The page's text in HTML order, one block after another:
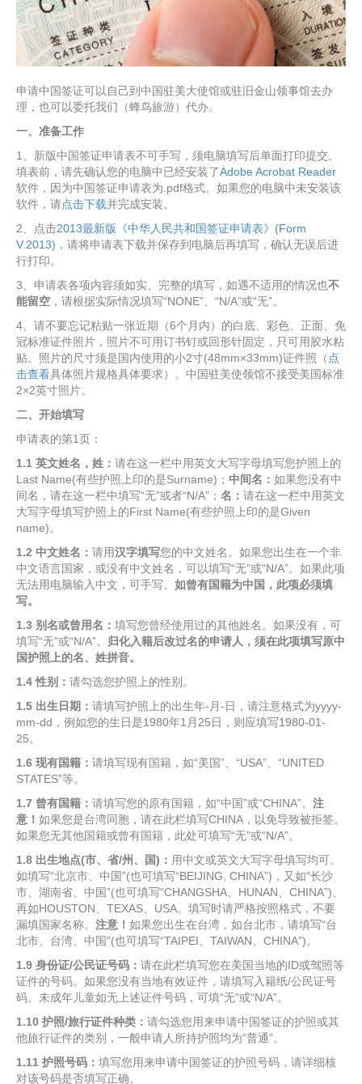
申请中国签证可以自己到中国驻美大使馆或驻旧金山领事馆去办
理，也可以委托我们（蜂鸟旅游）代办。
一、准备工作
1、新版中国签证申请表不可手写，须电脑填写后单面打印提交。
填表前，请先确认您的电脑中已经安装了Adobe Acrobat Reader
软件，因为中国签证申请表为.pdf格式。如果您的电脑中未安装该
软件，请点击下载并完成安装。
2、点击2013最新版《中华人民共和国签证申请表》(Form
V.2013) ，请将申请表下载并保存到电脑后再填写，确认无误后进
行打印。
3、申请表各项内容须如实、完整的填写，如遇不适用的情况也不
能留空 ，请根据实际情况填写“NONE”、“N/A”或“无”。
4、请不要忘记粘贴一张近期（6个月内）的白底、彩色、正面、免
冠标准证件照片，照片不可用订书钉或回形针固定，只可用胶水粘
贴。照片的尺寸须是国内使用的小2寸(48mm×33mm)证件照（ 点
击查看具体照片规格具体要求）。中国驻美使领馆不接受美国标准
2×2英寸照片。
二、开始填写
申请表的第1页：
1.1 英文姓名，姓： 请在这一栏中用英文大写字母填写您护照上的
Last Name(有些护照上印的是Surname)； 中间名： 如果您没有中
间名，请在这一栏中填写“无”或者“N/A”； 名： 请在这一栏中用英文
大写字母填写护照上的First Name(有些护照上印的是Given
name)。
1.2 中文姓名： 请用汉字填写您的中文姓名。如果您出生在一个非
中文语言国家，或没有中文姓名，可以填写“无”或“N/A”。如果此项
无法用电脑输入中文，可手写。 如曾有国籍为中国，此项必须填
写。
1.3 别名或曾用名： 填写您曾经使用过的其他姓名。如果没有，可
填写“无”或“N/A”。 归化入籍后改过名的申请人，须在此项填写原中
国护照上的名、姓拼音。
1.4性别： 请勾选您护照上的性别。
1.5 出生日期： 请填写护照上的出生年-月-日，请注意格式为yyyy-
mm-dd，例如您的生日是1980年1月25日，则应填写1980-01-
25。
1.6 现有国籍： 请填写现有国籍，如“美国”、“USA”、“UNITED
STATES”等。
1.7 曾有国籍： 请填写您的原有国籍，如“中国”或“CHINA”。 注
意！ 如果您是台湾同胞，请在此栏填写CHINA，以免导致被拒签。
如果您无其他国籍或曾有国籍，此处可填写“无”或“N/A”。
1.8 出生地点(市、省/州、国) ： 用中文或英文大写字母填写均可。
如填写“北京市、中国”(也可填写“BEIJING, CHINA”)，又如“长沙
市、湖南省、中国”(也可填写“CHANGSHA、HUNAN、CHINA”)、
再如HOUSTON、TEXAS、USA。填写时请严格按照格式，不要
漏填国家名称。 注意！ 如果您出生在台湾，如台北市，请填写“台
北市、台湾、中国”(也可填写“TAIPEI、TAIWAN、CHINA”)。
1.9 身份证/公民证号码： 请在此栏填写您在美国当地的ID或驾照等
证件的号码。如果您没有当地有效证件，请填写入籍纸/公民证号
码。未成年儿童如无上述证件号码，可填“无”或“N/A”。
1.10 护照/旅行证件种类： 请勾选您用来申请中国签证的护照或其
他旅行证件的类别，一般申请人所持护照均为“普通”。
1.11 护照号码： 填写您用来申请中国签证的护照号码，请详细核
对该号码是否填写正确。